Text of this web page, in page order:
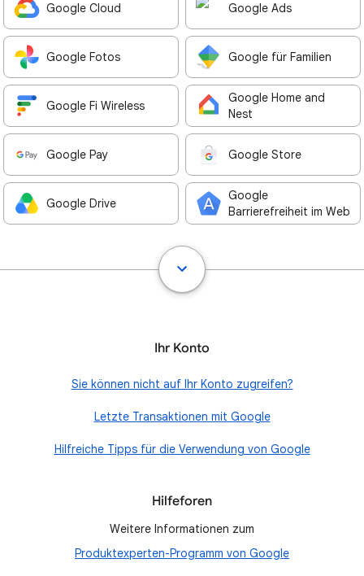
Google Cloud Google Ads
Google Fotos Google für Familien
Google Fi Wireless
Google Home and
Nest
Google Pay Google Store
Google Drive
Google
Barrierefreiheit im Web
Ihr Konto
Sie können nicht auf Ihr Konto zugreifen?
Letzte Transaktionen mit Google
Hilfreiche Tipps für die Verwendung von Google
Hilfeforen
Weitere Informationen zum
Produktexperten-Programm von Google